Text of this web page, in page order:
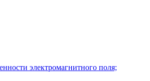
электромагнитного поля;